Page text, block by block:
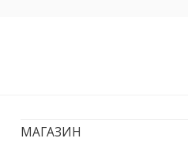
МАГАЗИН